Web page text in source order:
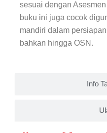
Info
sesuai dengan
buku ini juga cocok
mandiri dalam
bahkan hingga OSN.